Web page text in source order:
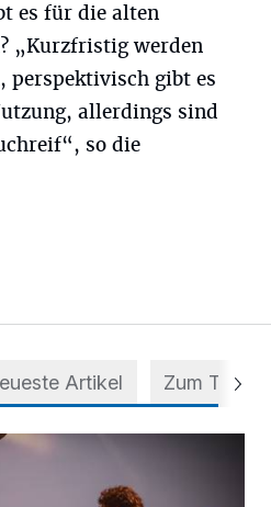
es für die alten
„Kurzfristig werden
perspektivisch gibt es
allerdings sind
so die
Artikel Zum Thema